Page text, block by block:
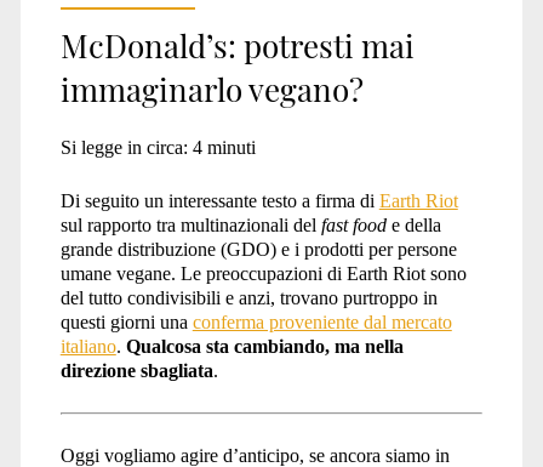
McDonald’s: potresti mai
immaginarlo vegano?
Si legge in circa: 4 minuti
Di seguito un interessante testo a firma di Earth Riot
sul rapporto tra multinazionali del fast foode della
grande distribuzione (GDO) e i prodotti per persone
umane vegane. Le preoccupazioni di Earth Riot sono
del tutto condivisibili e anzi, trovano purtroppo in
questi giorni una conferma proveniente dal mercato
italiano. Qualcosa sta cambiando, ma nella
direzione sbagliata.
Oggi vogliamo agire d’anticipo, se ancora siamo in